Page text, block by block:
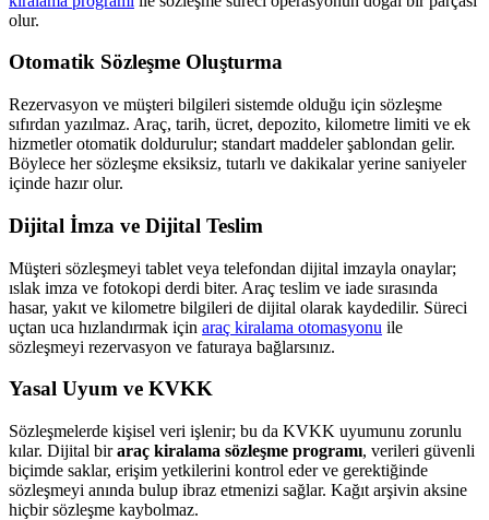
olur.
Otomatik Sözleşme Oluşturma
Rezervasyon ve müşteri bilgileri sistemde olduğu için sözleşme
sıfırdan yazılmaz. Araç, tarih, ücret, depozito, kilometre limiti ve ek
hizmetler otomatik doldurulur; standart maddeler şablondan gelir.
Böylece her sözleşme eksiksiz, tutarlı ve dakikalar yerine saniyeler
içinde hazır olur.
Dijital İmza ve Dijital Teslim
Müşteri sözleşmeyi tablet veya telefondan dijital imzayla onaylar;
ıslak imza ve fotokopi derdi biter. Araç teslim ve iade sırasında
hasar, yakıt ve kilometre bilgileri de dijital olarak kaydedilir. Süreci
uçtan uca hızlandırmak için araç kiralama otomasyonu ile
sözleşmeyi rezervasyon ve faturaya bağlarsınız.
Yasal Uyum ve KVKK
Sözleşmelerde kişisel veri işlenir; bu da KVKK uyumunu zorunlu
kılar. Dijital biraraç kiralama sözleşme programı, verileri güvenli
biçimde saklar, erişim yetkilerini kontrol eder ve gerektiğinde
sözleşmeyi anında bulup ibraz etmenizi sağlar. Kağıt arşivin aksine
hiçbir sözleşme kaybolmaz.